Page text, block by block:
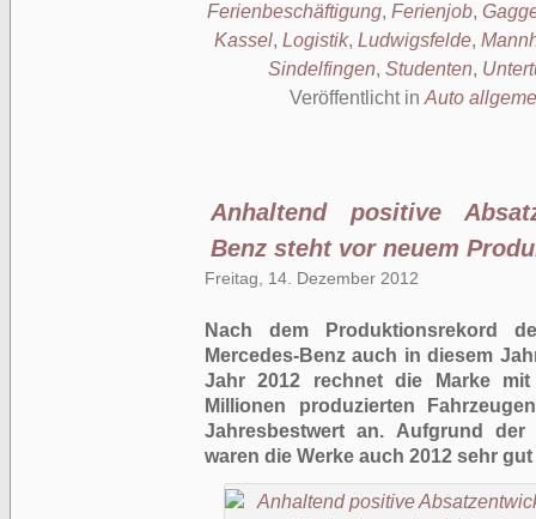
Ferienbeschäftigung, Ferienjob,
Kassel, Logistik, Ludwigsfelde,
Sindelfingen, Studenten,
Veröffentlicht in Auto
Anhaltend positive
Benz steht vor neuem
Freitag, 14. Dezember 2012
Nach dem Produktionsrekord
Mercedes-Benz auch in diesem
Jahr 2012 rechnet die Marke
Millionen produzierten
Jahresbestwert an. Aufgrund der
waren die Werke auch 2012 sehr